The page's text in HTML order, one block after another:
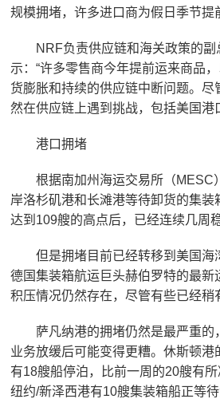
规模拥堵，许多进口商为假日季节提
NRF负责供应链和海关政策的副
示：“许多零售商今年提前运来商品，
货膨胀和持续的供应链中断问题。尽
然在供应链上遇到挑战，包括美国港
港口拥堵
根据南加州海运交易所（MESC
岸洛杉矶港和长滩港等待卸货的集装
达到109艘的高点后，已经连续几周
但是拥堵目前已经转移到美国海
德国集装箱航运巨头赫伯罗特的最新
积压情况仍然存在，尽管有些已经稍
萨凡纳港的拥堵仍然是最严重的
业务放缓后可能变得更糟。休斯顿港
有18艘船停泊，比前一周的20艘有所
纽约/新泽西港有10艘集装箱船正等